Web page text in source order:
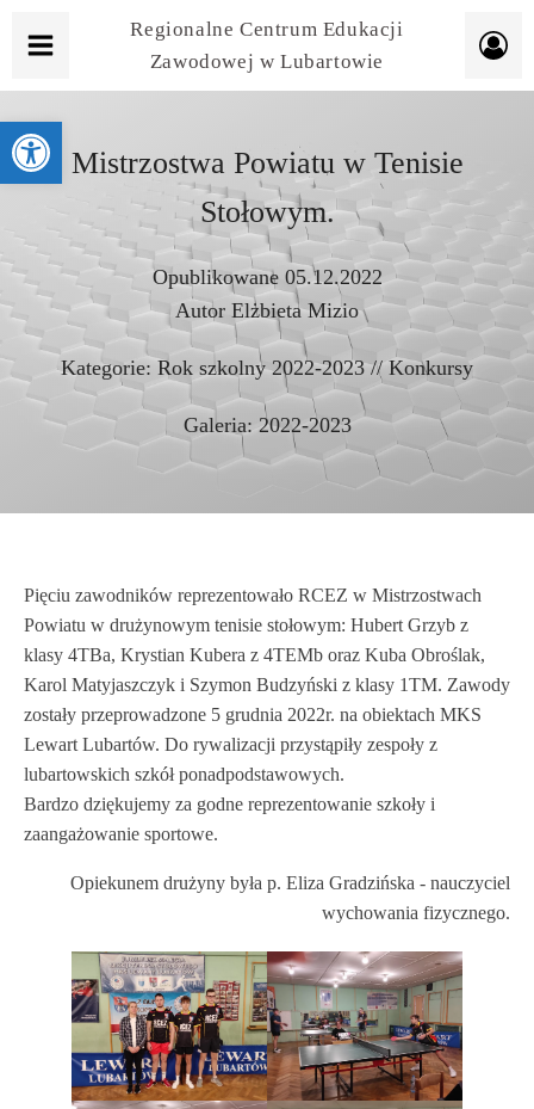
Regionalne Centrum Edukacji
Zawodowej w Lubartowie
Mistrzostwa Powiatu w Tenisie
Stołowym.
Opublikowane 05.12.2022
Autor Elżbieta Mizio
Kategorie: Rok szkolny 2022-2023// Konkursy
Galeria: 2022-2023
Pięciu zawodników reprezentowało RCEZ w Mistrzostwach
Powiatu w drużynowym tenisie stołowym: Hubert Grzyb z
klasy 4TBa, Krystian Kubera z 4TEMb oraz Kuba Obroślak,
Karol Matyjaszczyk i Szymon Budzyński z klasy 1TM. Zawody
zostały przeprowadzone 5 grudnia 2022r. na obiektach MKS
Lewart Lubartów. Do rywalizacji przystąpiły zespoły z
lubartowskich szkół ponadpodstawowych.
Bardzo dziękujemy za godne reprezentowanie szkoły i
zaangażowanie sportowe.
Opiekunem drużyny była p. Eliza Gradzińska - nauczyciel
wychowania fizycznego.
Otwórz pasek narzędzi